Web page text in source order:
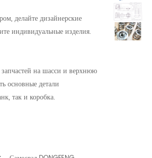
делайте дизайнерские
индивидуальные изделия.
запчастей на шасси и верхнюю
основные детали
так и коробка.